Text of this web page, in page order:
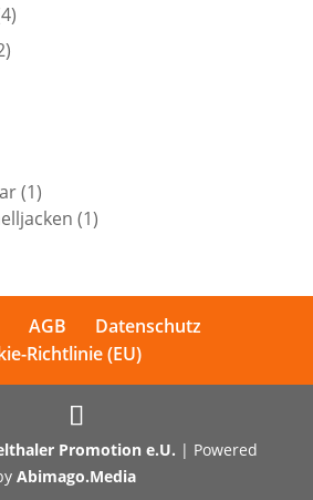
44
2
11
Produkt
11
AGB
Datenschutz
Richtlinie (EU)
Promotion e.U. | Powered
Abimago.Media